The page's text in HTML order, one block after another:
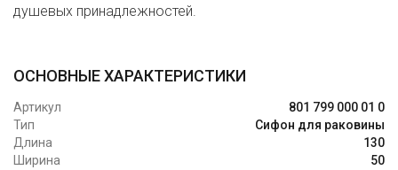
душевых принадлежностей.
ОСНОВНЫЕ ХАРАКТЕРИСТИКИ
Артикул
801 799 000 01 0
Тип
Сифон для раковины
Длина
130
Ширина
50